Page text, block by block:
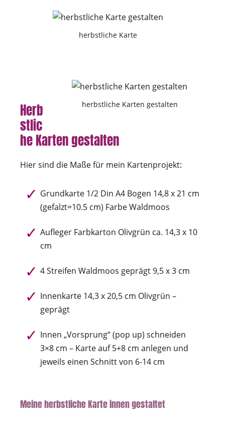
herbstliche Karte
herbstliche Karten gestalten
Herb
stlic
he Karten gestalten
Hier sind die Maße für mein Kartenprojekt:
Grundkarte 1/2 Din A4 Bogen 14,8 x 21 cm
(gefalzt=10.5 cm) Farbe Waldmoos
Aufleger Farbkarton Olivgrün ca. 14,3 x 10
cm
4 Streifen Waldmoos geprägt 9,5 x 3 cm
Innenkarte 14,3 x 20,5 cm Olivgrün –
geprägt
Innen „Vorsprung“ (pop up) schneiden
3×8 cm – Karte auf 5+8 cm anlegen und
jeweils einen Schnitt von 6-14 cm
Meine herbstliche Karte innen gestaltet